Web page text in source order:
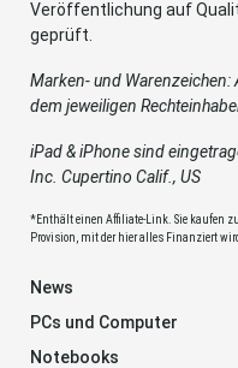
Veröffentlichung auf
geprüft.
Marken- und Warenzeichen:
dem jeweiligen
iPad & iPhone sind
Inc. Cupertino Calif., US
*Enthält einen Affiliate-Link. Sie kaufen
Provision, mit der hier alles Finanziert
News
PCs und Computer
Notebooks